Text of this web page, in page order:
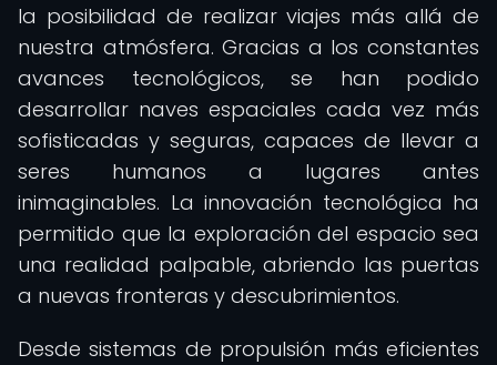
la posibilidad de realizar viajes más allá de
nuestra atmósfera. Gracias a los constantes
avances tecnológicos, se han podido
desarrollar naves espaciales cada vez más
sofisticadas y seguras, capaces de llevar a
seres humanos a lugares antes
inimaginables. La innovación tecnológica ha
permitido que la exploración del espacio sea
una realidad palpable, abriendo las puertas
a nuevas fronteras y descubrimientos.
Desde sistemas de propulsión más eficientes